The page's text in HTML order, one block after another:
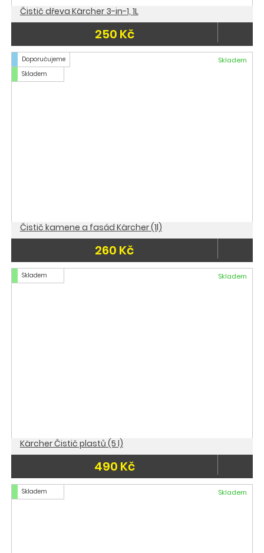
Čistič dřeva Kärcher 3-in-1, 1L
250 Kč
Doporučujeme
Skladem
Skladem
Čistič kamene a fasád Kärcher (1l)
260 Kč
Skladem Skladem
Kärcher Čistič plastů (5 l)
490 Kč
Skladem Skladem